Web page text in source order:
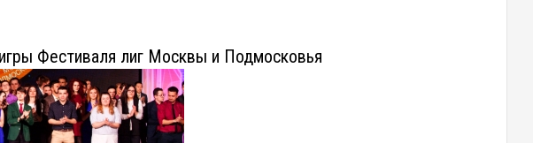
Фестиваля лиг Москвы и Подмосковья